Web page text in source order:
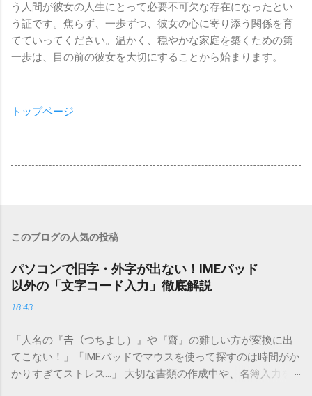
う人間が彼女の人生にとって必要不可欠な存在になったとい
う証です。焦らず、一歩ずつ、彼女の心に寄り添う関係を育
てていってください。温かく、穏やかな家庭を築くための第
一歩は、目の前の彼女を大切にすることから始まります。
トップページ
このブログの人気の投稿
パソコンで旧字・外字が出ない！IMEパッド
以外の「文字コード入力」徹底解説
18:43
「人名の『𠮷（つちよし）』や『齋』の難しい方が変換に出
てこない！」「IMEパッドでマウスを使って探すのは時間がか
かりすぎてストレス…」 大切な書類の作成中や、名簿入力を